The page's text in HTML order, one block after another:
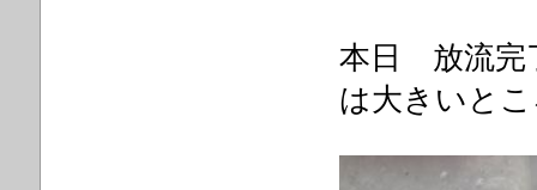
本日 放流完
は大きいと